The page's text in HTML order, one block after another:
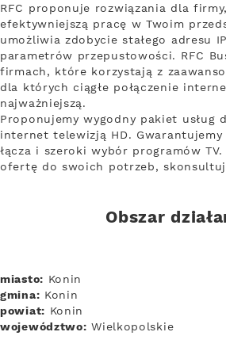
RFC proponuje rozwiązania dla
efektywniejszą pracę w Twoim
umożliwia zdobycie stałego adresu
parametrów przepustowości. RFC
firmach, które korzystają z
dla których ciągłe połączenie
najważniejszą.
Proponujemy wygodny pakiet usług
internet telewizją HD. Gwarantujemy
łącza i szeroki wybór programów
ofertę do swoich potrzeb,
Obszar
miasto: Konin
gmina: Konin
powiat: Konin
województwo: Wielkopolskie